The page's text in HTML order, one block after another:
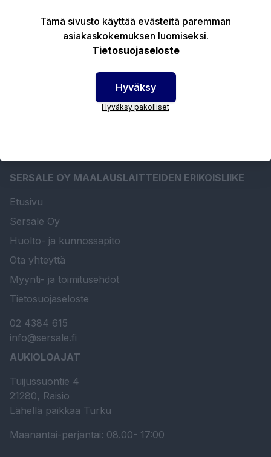
Tuotekuvaus
SERSALE OY MAALAUSLAITTEIDEN ERIKOISLIIKE
Etusivu
Sersale Oy
Huolto- ja kunnossapito
Ota yhteyttä
Myynti- ja toimitusehdot
Tietosuojaseloste
02 4384 615
info@sersale.fi
AUKIOLOAJAT
Tuijussuontie 4
21280, Raisio
Lähellä paikkaa Turku
Maanantai-perjantai: 08.00- 17:00
Tämä sivusto käyttää evästeitä paremman
asiakaskokemuksen luomiseksi.
Tietosuojaseloste
Hyväksy
Hyväksy pakolliset